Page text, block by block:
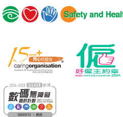
MICM
組裝合成建築工程管理人員訓
MICW
組裝合成建築工程工作安全訓
TST
安全使用可伸縮工作台
危險品的安全規管與危險物質
【好心情@健康工作間】醫護
『七好』減壓法的科學減壓之
講座
【護心計劃/好心情@健康工作